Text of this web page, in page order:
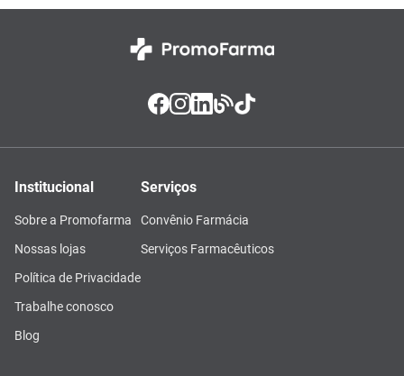
Institucional
Sobre a Promofarma
Nossas lojas
Política de Privacidade
Trabalhe conosco
Blog
Serviços
Convênio Farmácia
Serviços Farmacêuticos